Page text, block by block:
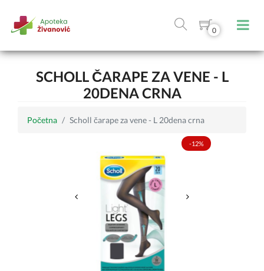
0
SCHOLL ČARAPE ZA VENE - L
20DENA CRNA
Početna Scholl čarape za vene - L 20dena crna
-12%